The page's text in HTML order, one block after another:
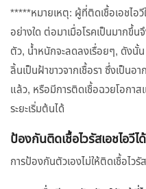
*****หมายเหตุ: ผู้ที่ติดเชื้อเอชไอ
อย่างใด ต่อมาเมื่อโรคเป็นมากขึ้
ตัว, น้ำหนักจะลดลงเรื่อยๆ, ดังนั้
ลิ้นเป็นฝ้าขาวจากเชื้อรา ซึ่งเป็นอ
แล้ว, หรือมีการติดเชื้อฉวยโอกาส
ระยะเริ่มต้นได้
ป้องกันติดเชื้อไวรัสเอชไอวีไ
การป้องกันตัวเองไม่ให้ติดเชื้อไวรั